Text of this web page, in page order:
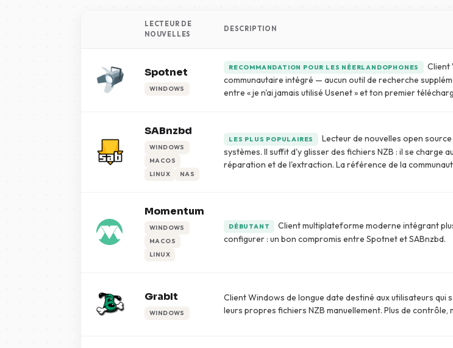
LECTEUR DE
NOUVELLES
DESCRIPTION
Spotnet
WINDOWS
RECOMMANDATION POUR LES NÉERLANDOPHONES
Client
communautaire intégré — aucun outil de recherche
entre « je n'ai jamais utilisé Usenet » et ton premier
SABnzbd
WINDOWS
MACOS
LINUX
NAS
LES PLUS POPULAIRES
Lecteur de nouvelles open
systèmes. Il suffit d'y glisser des fichiers NZB : il se charge
réparation et de l'extraction. La référence de la
Momentum
WINDOWS
MACOS
LINUX
DÉBUTANT
Client multiplateforme moderne intégrant
configurer : un bon compromis entre Spotnet et SABnzbd.
GrabIt
WINDOWS
Client Windows de longue date destiné aux utilisateurs
leurs propres fichiers NZB manuellement. Plus de